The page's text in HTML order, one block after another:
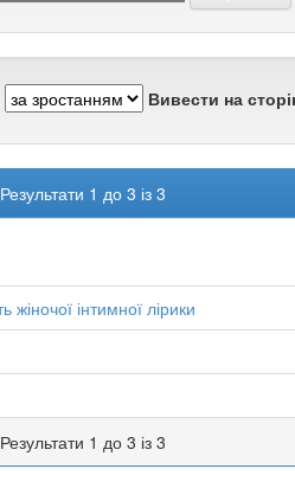
Вивести на
Результати 1 до 3 із 3
жіночої інтимної лірики
Результати 1 до 3 із 3